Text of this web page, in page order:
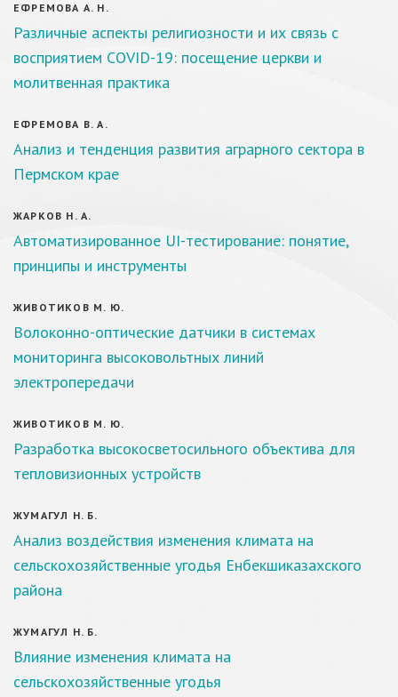
ЕФРЕМОВА А. Н.
Различные аспекты религиозности и их связь с
восприятием COVID-19: посещение церкви и
молитвенная практика
ЕФРЕМОВА В. А.
Анализ и тенденция развития аграрного сектора в
Пермском крае
ЖАРКОВ Н. А.
Автоматизированное UI-тестирование: понятие,
принципы и инструменты
ЖИВОТИКОВ М. Ю.
Волоконно-оптические датчики в системах
мониторинга высоковольтных линий
электропередачи
ЖИВОТИКОВ М. Ю.
Разработка высокосветосильного объектива для
тепловизионных устройств
ЖУМАГУЛ Н. Б.
Анализ воздействия изменения климата на
сельскохозяйственные угодья Енбекшиказахского
района
ЖУМАГУЛ Н. Б.
Влияние изменения климата на
сельскохозяйственные угодья